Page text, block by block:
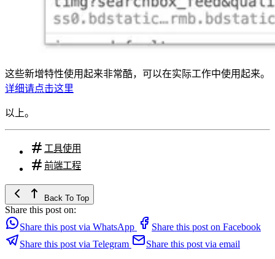
这些新增特性使用起来非常酷，可以在实际工作中使用起来。
详细请点击这里
以上。
工具使用
前端工程
Back To Top
Share this post on:
Share this post via WhatsApp
Share this post on Facebook
Share this post via Telegram
Share this post via email